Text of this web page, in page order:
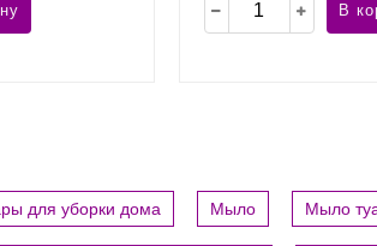
В
для уборки дома Мыло Мыло